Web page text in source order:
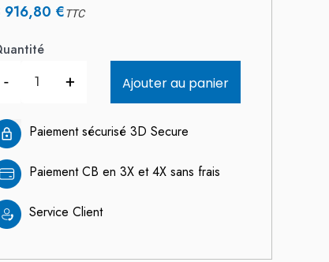
916,80 €TTC
- + Ajouter au panier
Paiement sécurisé 3D Secure
Paiement CB en 3X et 4X sans frais
Service Client